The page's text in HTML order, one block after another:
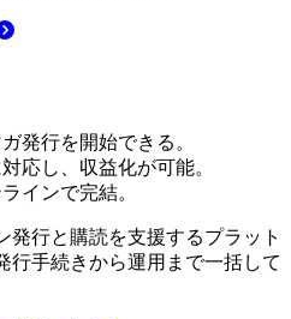
発行を開始できる。
応し、収益化が可能。
インで完結。
発行と購読を支援するプラット
行手続きから運用まで一括して